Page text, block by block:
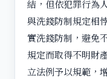
結，但依犯罪行為
與洗錢防制規定相
實洗錢防制，避免
規定而取得不明財
立法例予以規範，